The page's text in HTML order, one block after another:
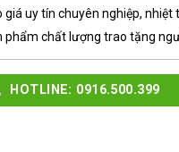
giá uy tín chuyên nghiệp, nhiệt
phẩm chất lượng trao tặng
HOTLINE: 0916.500.399